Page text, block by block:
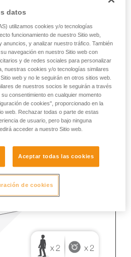
datos
utilizamos cookies y/o tecnologías
funcionamiento de nuestro Sitio web,
anuncios, y analizar nuestro tráfico. También
navegación en nuestro Sitio web con
y de redes sociales para personalizar
nuestras cookies y/o tecnologías similares
web y no le seguirán en otros sitios web.
de nuestros socios le seguirán a través
consentimiento en cualquier momento
de cookies", proporcionado en la
web. Rechazar todas o parte de estas
de usuario, pero bajo ninguna
acceder a nuestro Sitio web.
Aceptar todas las cookies
de cookies